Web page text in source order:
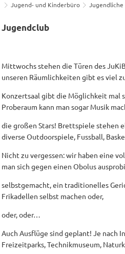
Jugend- und Kinderbüro
Jugendliche
Jugendclub
Jugendclub
Mittwochs stehen die Türen des
unseren Räumlichkeiten gibt es viel
Konzertsaal gibt die Möglichkeit mal
Proberaum kann man sogar Musik
die großen Stars! Brettspiele stehen
diverse Outdoorspiele, Fussball,
Nicht zu vergessen: wir haben eine
man sich gegen einen Obolus
selbstgemacht, ein traditionelles
Frikadellen selbst machen oder,
oder, oder…
Auch Ausflüge sind geplant! Je nach
Freizeitparks, Technikmuseum,